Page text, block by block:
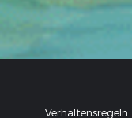
Verhaltensregeln